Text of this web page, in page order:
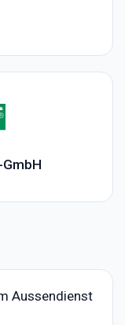
Aussendienst